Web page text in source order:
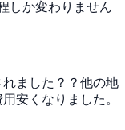
しか変わりません
ました？？他の地
安くなりました。